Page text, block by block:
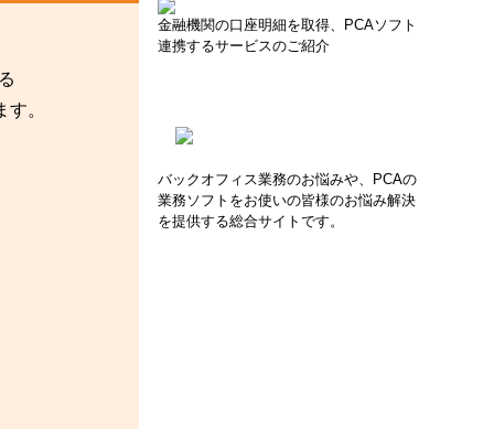
金融機関の口座明細を取得、PCAソフト
連携するサービスのご紹介
バックオフィス業務のお悩みや、PCAの
業務ソフトをお使いの皆様のお悩み解決
を提供する総合サイトです。
。